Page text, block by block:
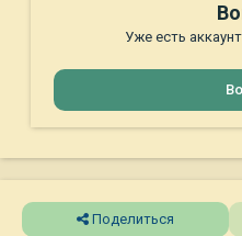
Уже есть
Поделиться